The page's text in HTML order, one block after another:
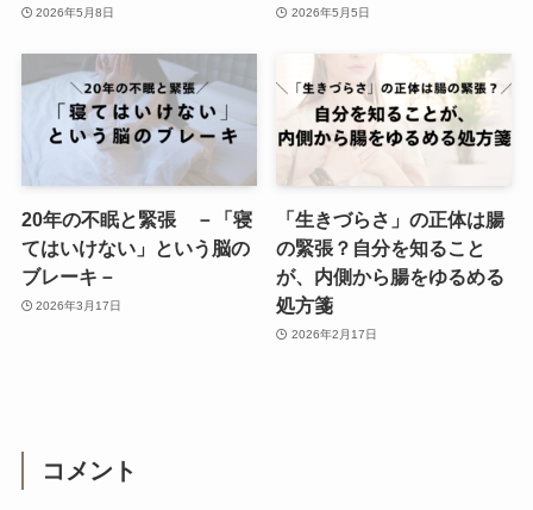
2026年5月8日 2026年5月5日
20年の不眠と緊張 －「寝
てはいけない」という脳の
ブレーキ－
2026年3月17日
「生きづらさ」の正体は腸
の緊張？自分を知ること
が、内側から腸をゆるめる
処方箋
2026年2月17日
コメント